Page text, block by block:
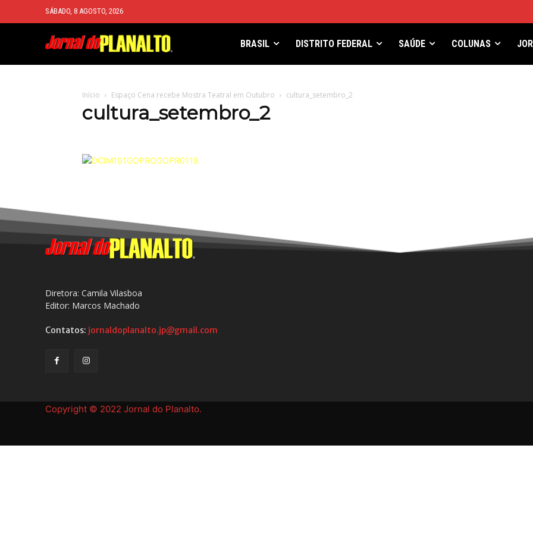
SÁBADO, 8 AGOSTO, 2026
BRASIL DISTRITO FEDERAL SAÚDE COLUNAS
Início Espaço Cena recebe Mostra Teatral em Outubro cultura_setembro_2
cultura_setembro_2
Diretora: Camila Vilasboa
Editor: Marcos Machado
Contatos: jornaldoplanalto.jp@gmail.com
Copyright © 2022 Jornal do Planalto.